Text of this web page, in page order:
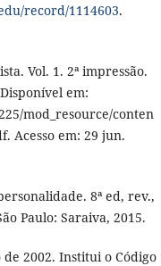
record/1114603.
Vol. 1. 2ª impressão.
em:
mod_resource/conten
Acesso em: 29 jun.
8ª ed, rev.,
Paulo: Saraiva, 2015.
2002. Institui o Código